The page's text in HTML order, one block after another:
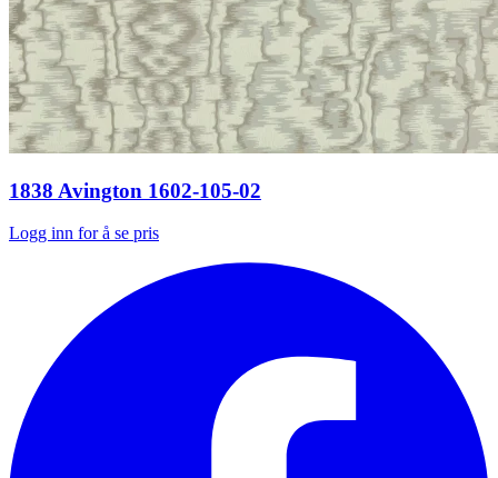
1838 Avington 1602-105-02
Logg inn for å se pris